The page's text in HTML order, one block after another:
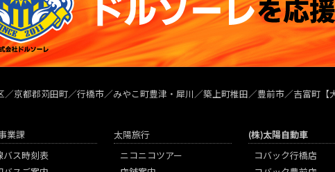
／京都郡苅田町／行橋市／みやこ町豊津・犀川／築上町椎田／豊前市／吉富町
業課
バス時刻表
太陽旅行
ニコニコツアー
(株)太陽自動車
コバック行橋店